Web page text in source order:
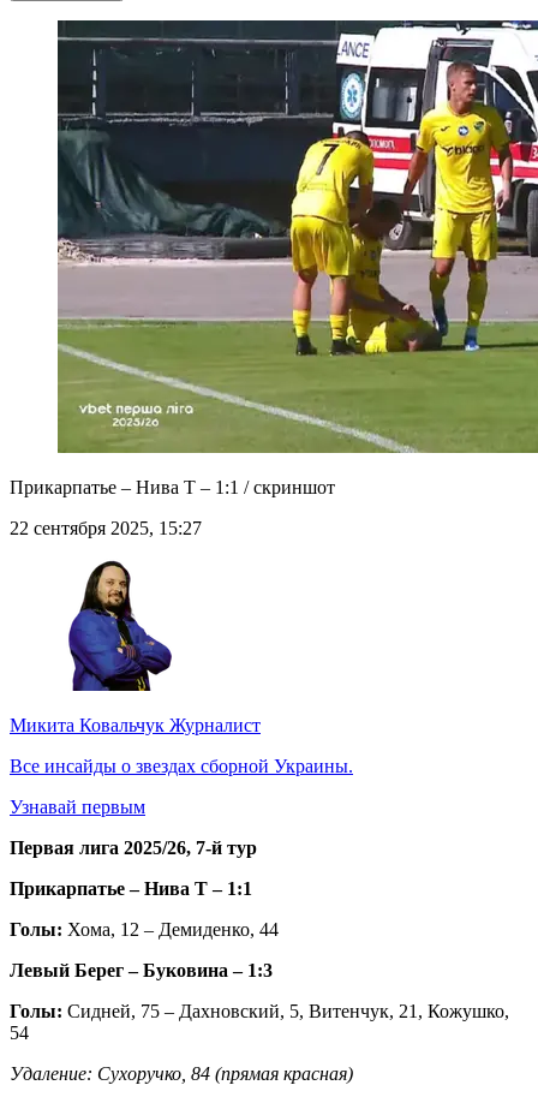
Прикарпатье – Нива Т – 1:1 / скриншот
22 сентября 2025, 15:27
Микита Ковальчук Журналист
Все инсайды о звездах сборной Украины.
Узнавай первым
Первая лига 2025/26, 7-й тур
Прикарпатье – Нива Т – 1:1
Голы: Хома, 12 – Демиденко, 44
Левый Берег – Буковина – 1:3
Голы: Сидней, 75 – Дахновский, 5, Витенчук, 21, Кожушко,
54
Удаление: Сухоручко, 84 (прямая красная)